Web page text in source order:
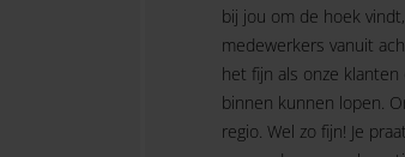
bij jou om de hoek
medewerkers vanuit
het fijn als onze
binnen kunnen lopen.
regio. Wel zo fijn! Je